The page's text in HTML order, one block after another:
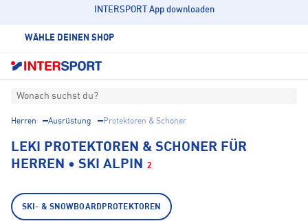
INTERSPORT App downloaden
WÄHLE DEINEN SHOP
Wonach suchst du?
Herren Ausrüstung Protektoren & Schoner
LEKI PROTEKTOREN & SCHONER FÜR
HERREN • SKI ALPIN 2
SKI- & SNOWBOARDPROTEKTOREN